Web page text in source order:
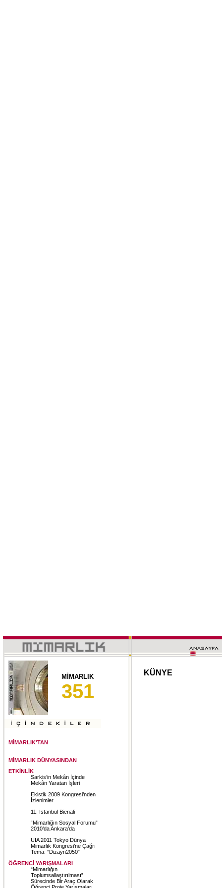
MİMARLIK
351
MİMARLIK'TAN
MİMARLIK DÜNYASINDAN
ETKİNLİK
Sarkis’in Mekân İçinde
Mekân Yaratan İşleri
Ekistik 2009 Kongresi’nden
İzlenimler
11. İstanbul Bienali
“Mimarlığın Sosyal Forumu”
2010’da Ankara’da
UIA 2011 Tokyo Dünya
Mimarlık Kongresi’ne Çağrı
Tema: “Dizayn2050”
ÖĞRENCİ YARIŞMALARI
“Mimarlığın
Toplumsallaştırılması”
Sürecinde Bir Araç Olarak
Öğrenci Proje Yarışmaları
KÜNYE